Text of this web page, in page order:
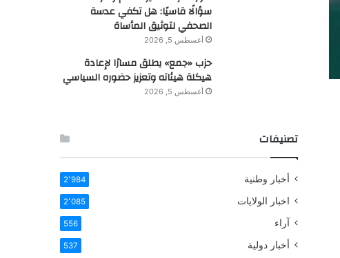
سؤالًا قاسيًا: هل تكفي عدسة
الصحفي لتوثيق المأساة
أغسطس 5, 2026
حزب «جمع» يطلق مسارًا لإعادة
هيكلة هيئاته وتعزيز حضوره السياسي
أغسطس 5, 2026
تصنيفات
أخبار وطنية 2٬984
اخبار الولايات 2٬085
آراء 556
أخبار دولية 537